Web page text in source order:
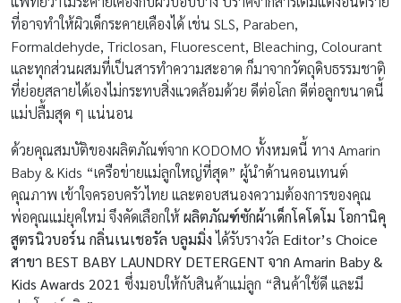
ที่อาจทำให้ผิวเด็กระคายเคืองได้ เช่น SLS, Paraben,
Formaldehyde, Triclosan, Fluorescent, Bleaching, Colourant
และทุกส่วนผสมที่เป็นสารทำความสะอาด ก็มาจากวัตถุดิบธรรมชาติ
ที่ย่อยสลายได้เองไม่กระทบสิ่งแวดล้อมด้วย ดีต่อโลก ดีต่อลูกขนาดนี้
แม่ปลื้มสุด ๆ แน่นอน
ด้วยคุณสมบัติของผลิตภัณฑ์จาก KODOMO ทั้งหมดนี้ ทาง Amarin
Baby & Kids “เครือข่ายแม่ลูกใหญ่ที่สุด” ผู้นำด้านคอนเทนต์
คุณภาพ เข้าใจครอบครัวไทย และตอบสนองความต้องการของคุณ
พ่อคุณแม่ยุคใหม่ จึงคัดเลือกให้ผลิตภัณฑ์ซักผ้าเด็กโคโดโม โอกานิคุ
สูตรนิวบอร์น กลิ่นเนเชอรัล บลูมมิ่งได้รับรางวัล Editor’s Choice
สาขา BEST BABY LAUNDRY DETERGENT จาก Amarin Baby &
Kids Awards 2021 ซึ่งมอบให้กับสินค้าแม่ลูก “สินค้าใช้ดี และมี